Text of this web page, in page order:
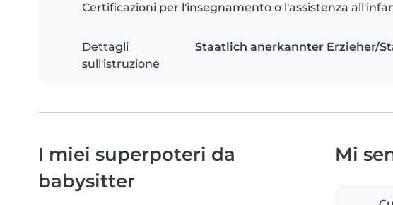
Certificazioni per l'insegnamento o l'assistenza
Dettagli
sull'istruzione
Staatlich anerkannter Erzieher/
I miei superpoteri da
babysitter
Mi